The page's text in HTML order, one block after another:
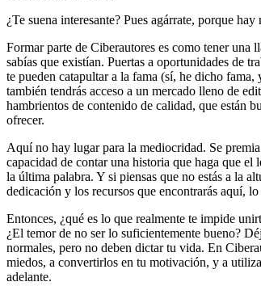
¿Te suena interesante? Pues agárrate, porque hay
Formar parte de Ciberautores es como tener una
sabías que existían. Puertas a oportunidades de
te pueden catapultar a la fama (sí, he dicho
también tendrás acceso a un mercado lleno de
hambrientos de contenido de calidad, que están
ofrecer.
Aquí no hay lugar para la mediocridad. Se
capacidad de contar una historia que haga que el
la última palabra. Y si piensas que no estás a la
dedicación y los recursos que encontrarás aquí, lo
Entonces, ¿qué es lo que realmente te impide
¿El temor de no ser lo suficientemente bueno?
normales, pero no deben dictar tu vida. En
miedos, a convertirlos en tu motivación, y a
adelante.